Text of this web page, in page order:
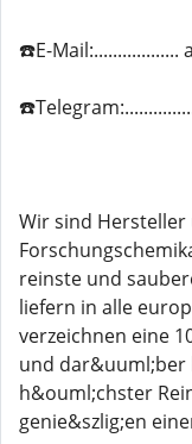
☎️E-
Wir sind
reinste und
liefern in alle
verzeichnen eine
und dar&uuml;ber
h&ouml;chster
genie&szlig;en